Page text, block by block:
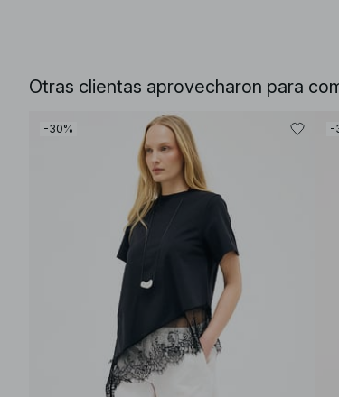
Otras clientas aprovecharon para
-30% -